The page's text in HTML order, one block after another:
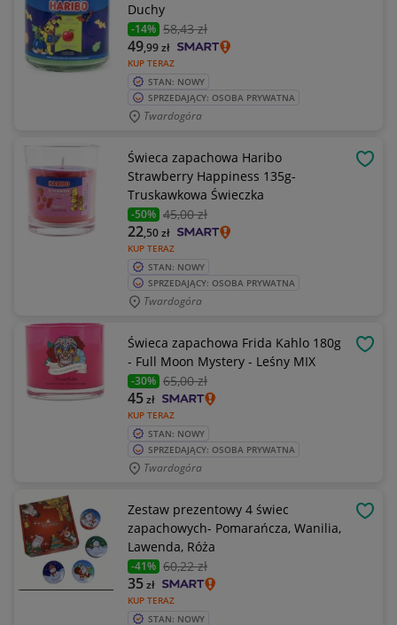
Duchy
-14% 58,43 zł
KUP TERAZ
49,99zł
STAN: NOWY
SPRZEDAJĄCY: OSOBA PRYWATNA
Twardogóra
Świeca zapachowa Haribo
Strawberry Happiness 135g-
Truskawkowa Świeczka
-50% 45,00 zł
KUP TERAZ
22,50zł
STAN: NOWY
SPRZEDAJĄCY: OSOBA PRYWATNA
Twardogóra
Świeca zapachowa Frida Kahlo 180g
- Full Moon Mystery - Leśny MIX
-30% 65,00 zł
KUP TERAZ
45zł
STAN: NOWY
SPRZEDAJĄCY: OSOBA PRYWATNA
Twardogóra
Zestaw prezentowy 4 świec
zapachowych- Pomarańcza, Wanilia,
Lawenda, Róża
-41% 60,22 zł
KUP TERAZ
35zł
STAN: NOWY